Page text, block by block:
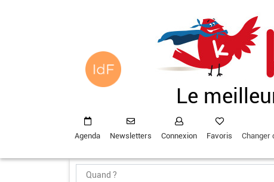
Le
Agenda Newsletters Connexion Favoris Changer